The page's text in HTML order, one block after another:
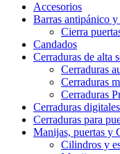
Accesorios
Barras antipánico y
Cierra
Candados
Cerraduras de alta
Cerraduras
Cerraduras
Cerraduras
Cerraduras digitales
Cerraduras para
Manijas, puertas y
Cilindros y